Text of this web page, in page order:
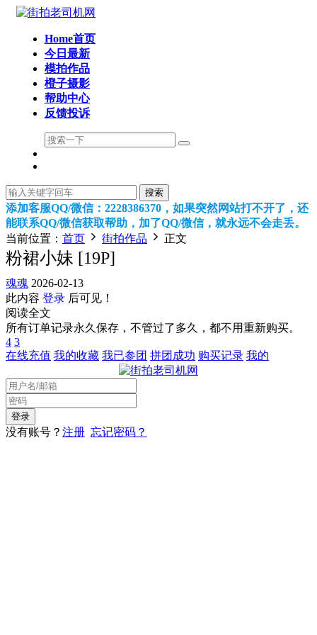
Home首页
今日最新
模拍作品
橙子摄影
帮助中心
反馈投诉
搜索
添加客服QQ/微信：2228386370，如果突然网站打不开了，还
能联系QQ/微信获取帮助，加了QQ/微信，就永远不会走丢。
当前位置： 首页 街拍作品 正文
粉裙小妹 [19P]
魂魂 2026-02-13
此内容 登录 后可见！
阅读全文
所有订单记录永久保存，不管过了多久，都不用重新购买。
4 3
在线充值 我的收藏 我已参团 拼团成功 购买记录 我的
没有账号？ 注册 忘记密码？